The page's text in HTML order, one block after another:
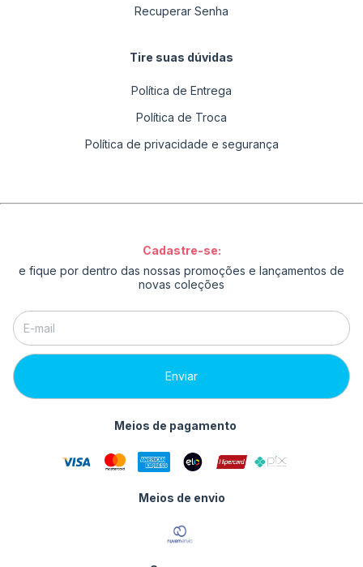
Recuperar Senha
Tire suas dúvidas
Política de Entrega
Política de Troca
Política de privacidade e segurança
Cadastre-se:
e fique por dentro das nossas promoções e lançamentos de
novas coleções
Meios de pagamento
Meios de envio